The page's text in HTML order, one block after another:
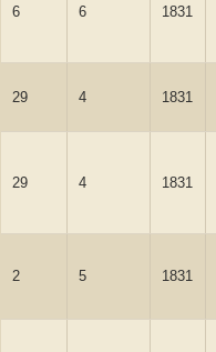
6 6 1831
29 4 1831
29 4 1831
2 5 1831